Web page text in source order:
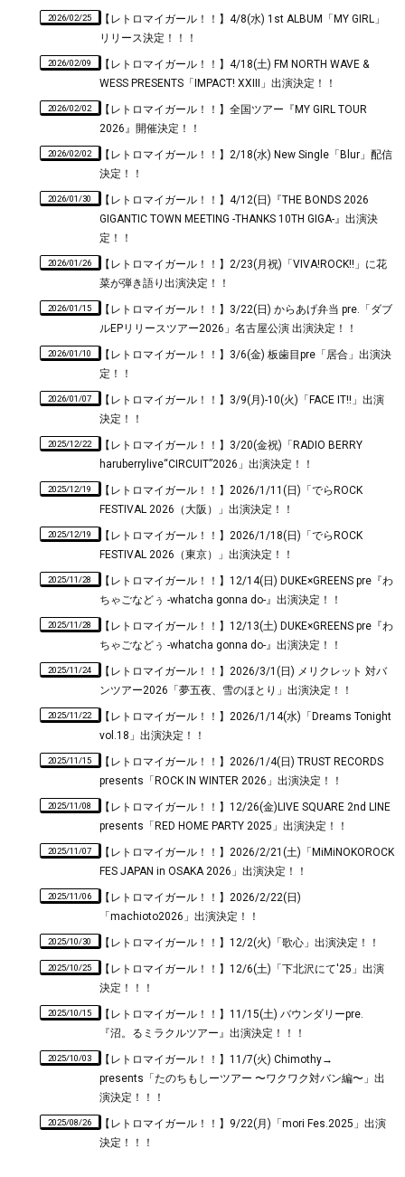
2026/02/25
【レトロマイガール！！】4/8(水) 1st ALBUM「MY GIRL」
リリース決定！！！
2026/02/09
【レトロマイガール！！】4/18(土) FM NORTH WAVE &
WESS PRESENTS「IMPACT! XXIII」出演決定！！
2026/02/02
【レトロマイガール！！】全国ツアー『MY GIRL TOUR
2026』開催決定！！
2026/02/02
【レトロマイガール！！】2/18(水) New Single「Blur」配信
決定！！
2026/01/30
【レトロマイガール！！】4/12(日)『THE BONDS 2026
GIGANTIC TOWN MEETING -THANKS 10TH GIGA-』出演決
定！！
2026/01/26
【レトロマイガール！！】2/23(月祝)「VIVA!ROCK!!」に花
菜が弾き語り出演決定！！
2026/01/15
【レトロマイガール！！】3/22(日) からあげ弁当 pre.「ダブ
ルEPリリースツアー2026」名古屋公演 出演決定！！
2026/01/10
【レトロマイガール！！】3/6(金) 板歯目pre「居合」出演決
定！！
2026/01/07
【レトロマイガール！！】3/9(月)-10(火)「FACE IT!!」出演
決定！！
2025/12/22
【レトロマイガール！！】3/20(金祝)「RADIO BERRY
haruberrylive“CIRCUIT”2026」出演決定！！
2025/12/19
【レトロマイガール！！】2026/1/11(日)「でらROCK
FESTIVAL 2026（大阪）」出演決定！！
2025/12/19
【レトロマイガール！！】2026/1/18(日)「でらROCK
FESTIVAL 2026（東京）」出演決定！！
2025/11/28
【レトロマイガール！！】12/14(日) DUKE×GREENS pre『わ
ちゃごなどぅ -whatcha gonna do-』出演決定！！
2025/11/28
【レトロマイガール！！】12/13(土) DUKE×GREENS pre『わ
ちゃごなどぅ -whatcha gonna do-』出演決定！！
2025/11/24
【レトロマイガール！！】2026/3/1(日) メリクレット 対バ
ンツアー2026「夢五夜、雪のほとり」出演決定！！
2025/11/22
【レトロマイガール！！】2026/1/14(水)「Dreams Tonight
vol.18」出演決定！！
2025/11/15
【レトロマイガール！！】2026/1/4(日) TRUST RECORDS
presents「ROCK IN WINTER 2026」出演決定！！
2025/11/08
【レトロマイガール！！】12/26(金)LIVE SQUARE 2nd LINE
presents「RED HOME PARTY 2025」出演決定！！
2025/11/07
【レトロマイガール！！】2026/2/21(土)「MiMiNOKOROCK
FES JAPAN in OSAKA 2026」出演決定！！
2025/11/06
【レトロマイガール！！】2026/2/22(日)
「machioto2026」出演決定！！
2025/10/30 【レトロマイガール！！】12/2(火)「歌心」出演決定！！
2025/10/25
【レトロマイガール！！】12/6(土)「下北沢にて'25」出演
決定！！！
2025/10/15
【レトロマイガール！！】11/15(土) バウンダリーpre.
『沼。るミラクルツアー』出演決定！！！
2025/10/03
【レトロマイガール！！】11/7(火) Chimothy→
presents「たのちもしーツアー 〜ワクワク対バン編〜」出
演決定！！！
2025/08/26
【レトロマイガール！！】9/22(月)「mori Fes.2025」出演
決定！！！